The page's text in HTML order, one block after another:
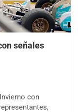
señales
con